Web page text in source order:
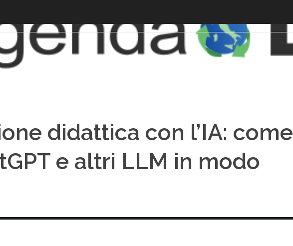
didattica con l’IA: come
e altri LLM in modo